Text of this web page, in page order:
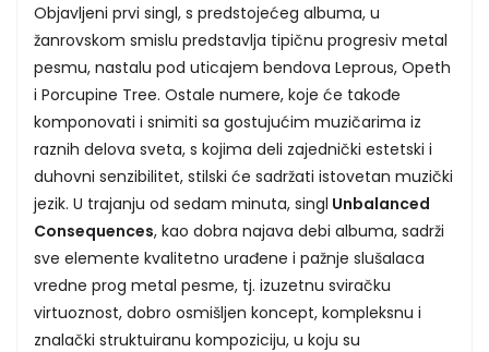
Objavljeni prvi singl, s predstojećeg albuma, u
žanrovskom smislu predstavlja tipičnu progresiv metal
pesmu, nastalu pod uticajem bendova Leprous, Opeth
i Porcupine Tree. Ostale numere, koje će takođe
komponovati i snimiti sa gostujućim muzičarima iz
raznih delova sveta, s kojima deli zajednički estetski i
duhovni senzibilitet, stilski će sadržati istovetan muzički
jezik. U trajanju od sedam minuta, singl Unbalanced
Consequences, kao dobra najava debi albuma, sadrži
sve elemente kvalitetno urađene i pažnje slušalaca
vredne prog metal pesme, tj. izuzetnu sviračku
virtuoznost, dobro osmišljen koncept, kompleksnu i
znalački struktuiranu kompoziciju, u koju su